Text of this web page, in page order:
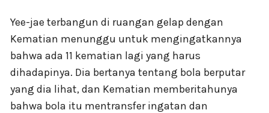
Yee-jae terbangun di ruangan gelap dengan
Kematian menunggu untuk mengingatkannya
bahwa ada 11 kematian lagi yang harus
dihadapinya. Dia bertanya tentang bola berputar
yang dia lihat, dan Kematian memberitahunya
bahwa bola itu mentransfer ingatan dan